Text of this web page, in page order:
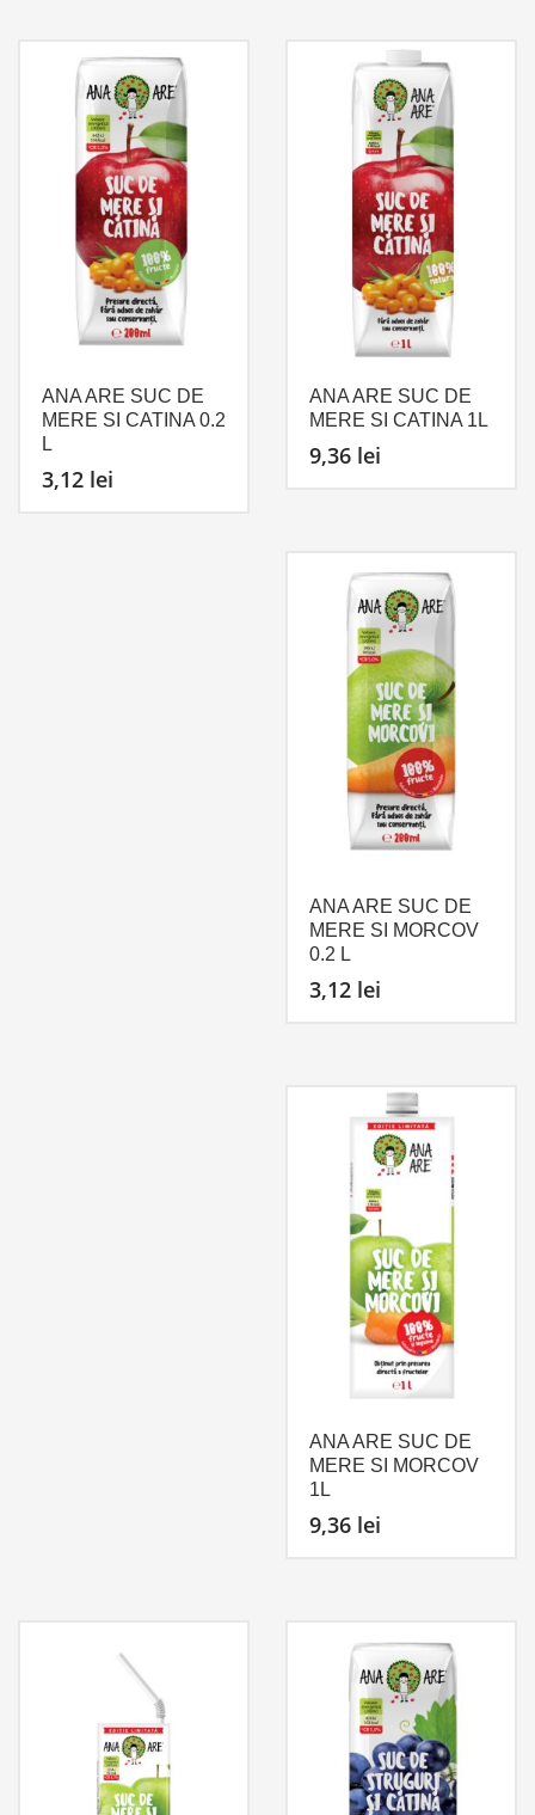
ANA ARE SUC DE
MERE SI CATINA 0.2
L
3,12 lei
ANA ARE SUC DE
MERE SI CATINA 1L
9,36 lei
ANA ARE SUC DE
MERE SI MORCOV
0.2 L
3,12 lei
ANA ARE SUC DE
MERE SI MORCOV
1L
9,36 lei